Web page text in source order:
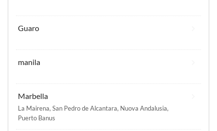
Guaro
manila
Marbella
La Mairena, San Pedro de Alcantara, Nuova Andalusia,
Puerto Banus